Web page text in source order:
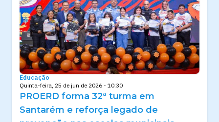
Educação
Quinta-feira, 25 de jun de 2026 - 10:30
PROERD forma 32ª turma em
Santarém e reforça legado de